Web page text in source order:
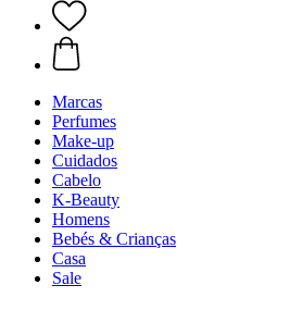
Marcas
Perfumes
Make-up
Cuidados
Cabelo
K-Beauty
Homens
Bebés & Crianças
Casa
Sale